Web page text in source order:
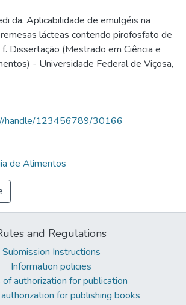
da. Aplicabilidade de emulgéis na
lácteas contendo pirofosfato de
Dissertação (Mestrado em Ciência e
- Universidade Federal de Viçosa,
handle/123456789/30166
de Alimentos
and Regulations
Submission Instructions
Information policies
of authorization for publication
for publishing books